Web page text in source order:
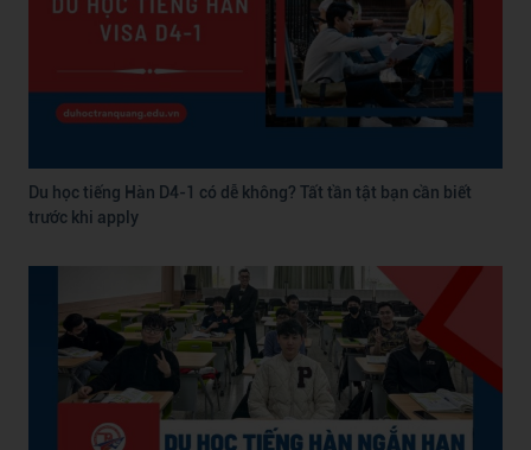
Du học tiếng Hàn D4-1 có dễ không? Tất tần tật bạn cần biết
trước khi apply